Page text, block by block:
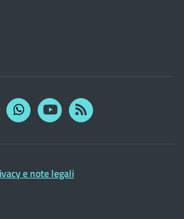
YouTubeRSS
e note legali